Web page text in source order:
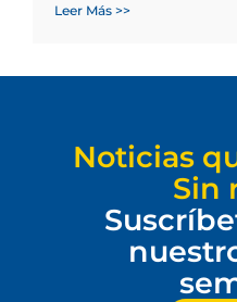
Leer Más >>
Noticias
Sin